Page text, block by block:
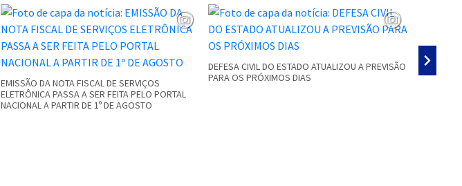
EMISSÃO DA NOTA FISCAL DE SERVIÇOS
ELETRÔNICA PASSA A SER FEITA PELO PORTAL
NACIONAL A PARTIR DE 1º DE AGOSTO
DEFESA CIVIL DO ESTADO ATUALIZOU A PREVISÃO
PARA OS PRÓXIMOS DIAS